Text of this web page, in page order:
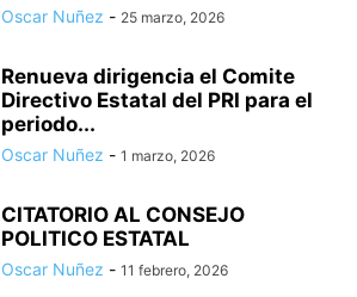
Oscar Nuñez - 25 marzo, 2026
Renueva dirigencia el Comite
Directivo Estatal del PRI para el
periodo...
Oscar Nuñez - 1 marzo, 2026
CITATORIO AL CONSEJO
POLITICO ESTATAL
Oscar Nuñez - 11 febrero, 2026